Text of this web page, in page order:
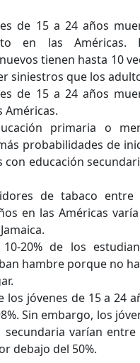
de 15 a 24 años
en las Américas.
tienen hasta 10
siniestros que los
de 15 a 24 años
Américas.
primaria o
probabilidades de
educación
de tabaco entre
en las Américas
20% de los
hambre porque no
los jóvenes de 15 a 24
Sin embargo, los
varían entre
debajo del 50%.